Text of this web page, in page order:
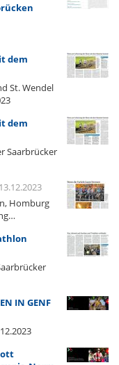
dem
St. Wendel
dem
Saarbrücker
13.12.2023
Homburg
IN GENF